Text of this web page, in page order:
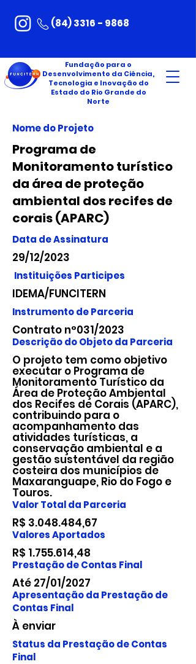
(84) 3316 - 9868
Fundação para o
Desenvolvimento da Ciência,
Tecnologia e Inovação do
Estado do Rio Grande do
Norte
Nome do Projeto
Programa de
Monitoramento turístico
da área de proteção
ambiental dos recifes de
corais (APARC)
Data de Assinatura
29/12/2023
Instituições Participes
IDEMA/FUNCITERN
Instrumento de Parceria
Contrato n°031/2023
Descrição do Objeto da Parceria
O projeto tem como objetivo
executar o Programa de
Monitoramento Turístico da
Área de Proteção Ambiental
dos Recifes de Corais (APARC),
contribuindo para o
acompanhamento das
atividades turísticas, a
conservação ambiental e a
gestão sustentável da região
costeira dos municípios de
Maxaranguape, Rio do Fogo e
Touros.
Valor Total da Parceria
R$ 3.048.484,67
Valores Aportados
R$ 1.755.614,48
Prestação de Contas Final
Até 27/01/2027
Apresentação da Prestação de
Contas Final
À enviar
Status da Prestação de Contas
Final